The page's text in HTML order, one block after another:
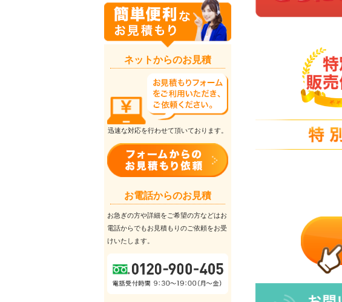
ネットからのお見積
迅速な対応を行わせて頂いております。
お電話からのお見積
お急ぎの方や詳細をご希望の方などはお
電話からでもお見積もりのご依頼をお受
けいたします。